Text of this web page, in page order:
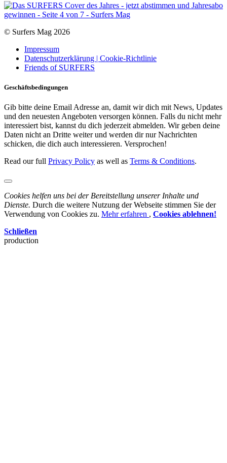
© Surfers Mag 2026
Impressum
Datenschutzerklärung | Cookie-Richtlinie
Friends of SURFERS
Geschäftsbedingungen
Gib bitte deine Email Adresse an, damit wir dich mit News, Updates
und den neuesten Angeboten versorgen können. Falls du nicht mehr
interessiert bist, kannst du dich jederzeit abmelden. Wir geben deine
Daten nicht an Dritte weiter und werden dir nur Nachrichten
schicken, die dich auch interessieren. Versprochen!
Read our full Privacy Policy as well as Terms & Conditions.
Cookies helfen uns bei der Bereitstellung unserer Inhalte und
Dienste. Durch die weitere Nutzung der Webseite stimmen Sie der
Verwendung von Cookies zu. Mehr erfahren , Cookies ablehnen!
Schließen
production